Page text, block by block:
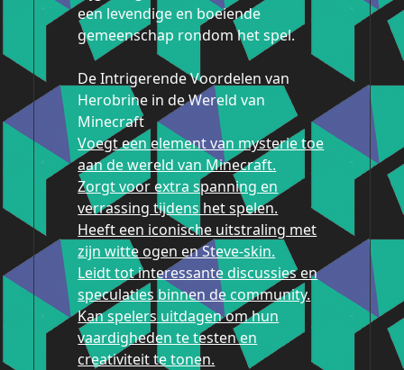
een levendige en boeiende
gemeenschap rondom het spel.
De Intrigerende Voordelen van
Herobrine in de Wereld van
Minecraft
Voegt een element van mysterie toe
aan de wereld van Minecraft.
Zorgt voor extra spanning en
verrassing tijdens het spelen.
Heeft een iconische uitstraling met
zijn witte ogen en Steve-skin.
Leidt tot interessante discussies en
speculaties binnen de community.
Kan spelers uitdagen om hun
vaardigheden te testen en
creativiteit te tonen.